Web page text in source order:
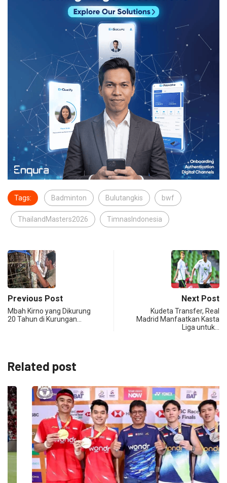
Tags: Badminton Bulutangkis bwf
ThailandMasters2026 TimnasIndonesia
Previous Post
Mbah Kirno yang Dikurung
20 Tahun di Kurungan…
Next Post
Kudeta Transfer, Real
Madrid Manfaatkan Kasta
Liga untuk…
Related post